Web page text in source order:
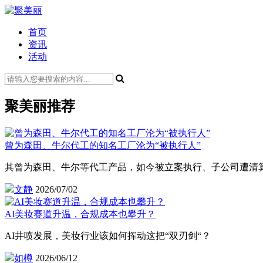
首页
资讯
活动
聚美丽推荐
曾为森田、牛尔代工的知名工厂沦为“被执行人”
其曾为森田、牛尔等代工产品，如今被立案执行、子公司遭清
文静 2026/07/02
AI美妆赛道升温，合规成本也攀升？
AI井喷发展，美妆行业该如何挥动这把“双刃剑“？
如樽 2026/06/12